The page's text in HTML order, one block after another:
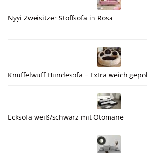
Nyyi Zweisitzer Stoffsofa in Rosa
Knuffelwuff Hundesofa – Extra weich
Ecksofa weiß/schwarz mit Otomane